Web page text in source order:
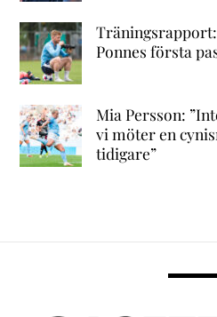
Ponnes första
Mia Persson:
vi möter en
tidigare”